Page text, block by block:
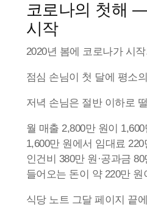
코로나의 첫해
시작
2020년 봄에 코로나가 시
점심 손님이 첫 달에 평소
저녁 손님은 절반 이하로
월 매출 2,800만 원이
1,600만 원에서 임대료 220
인건비 380만 원·공과금
들어오는 돈이 약 220만 원
식당 노트 그달 페이지 끝